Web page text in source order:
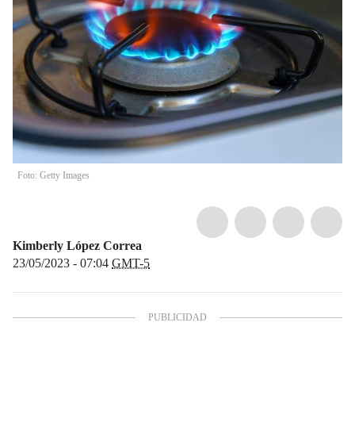
Foto: Getty Images
Kimberly López Correa
23/05/2023 - 07:04 GMT-5